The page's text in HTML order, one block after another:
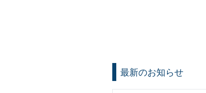
最新のお知らせ